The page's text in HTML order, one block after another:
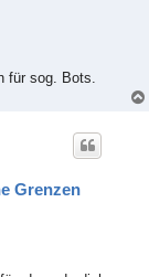
für sog. Bots.
Grenzen